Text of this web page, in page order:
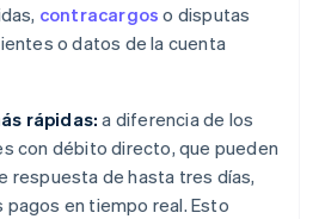
contracargos o disputas
o datos de la cuenta
rápidas: a diferencia de los
con débito directo, que pueden
respuesta de hasta tres días,
pagos en tiempo real. Esto